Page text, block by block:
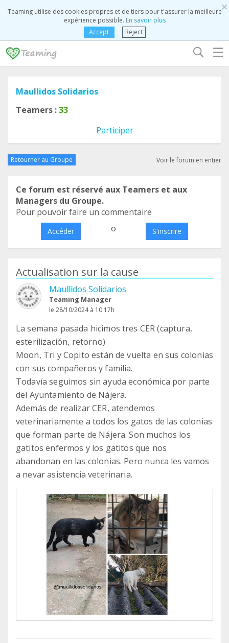
×
Teaming utilise des cookies propres et de tiers pour t'assurer la meilleure
expérience possible. En savoir plus
Accept
Reject
☰
Maullidos Solidarios
Teamers :33
Participer
Retourner au Groupe Voir le forum en entier
Ce forum est réservé aux Teamers et aux
Managers du Groupe.
Pour pouvoir faire un commentaire
Accéder o S'inscrire
Actualisation sur la cause
Maullidos Solidarios
Teaming Manager
le 28/10/2024 à 10:17h
La semana pasada hicimos tres CER (captura,
esterilización, retorno)
Moon, Tri y Copito están de vuelta en sus colonias
con sus compañeros y familia.
Todavía seguimos sin ayuda económica por parte
del Ayuntamiento de Nájera.
Además de realizar CER, atendemos
veterinariamente a todos los gatos de las colonias
que forman parte de Nájera. Son muchos los
gatitos enfermos y los gatitos que nos
abandonan en las colonias. Pero nunca les vamos
a nevar asistencia veterinaria.